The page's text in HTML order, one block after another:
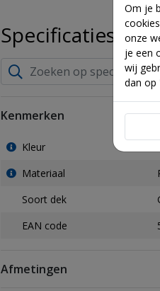
Specificaties
Kenmerken
Kleur
Materiaal
Soort dek
EAN code
Afmetingen
Om je
onze
je een
wij
dan op